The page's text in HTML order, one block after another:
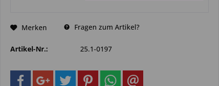
Merken Fragen zum Artikel?
Artikel-Nr.: 25.1-0197